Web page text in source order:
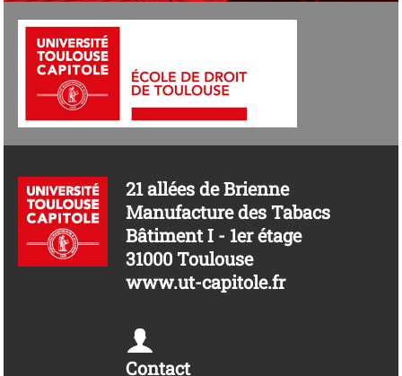
21 allées de Brienne
Manufacture des Tabacs
Bâtiment I - 1er étage
31000 Toulouse
www.ut-capitole.fr
Contact